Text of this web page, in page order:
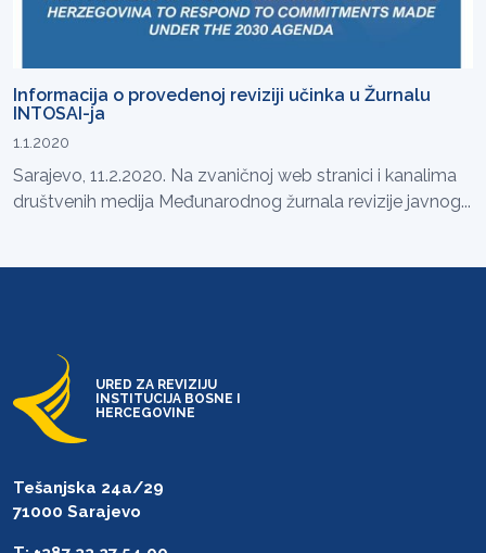
Informacija o provedenoj reviziji učinka u Žurnalu
INTOSAI-ja
1.1.2020
Sarajevo, 11.2.2020. Na zvaničnoj web stranici i kanalima
društvenih medija Međunarodnog žurnala revizije javnog...
URED ZA REVIZIJU
INSTITUCIJA BOSNE I
HERCEGOVINE
Tešanjska 24a/29
71000 Sarajevo